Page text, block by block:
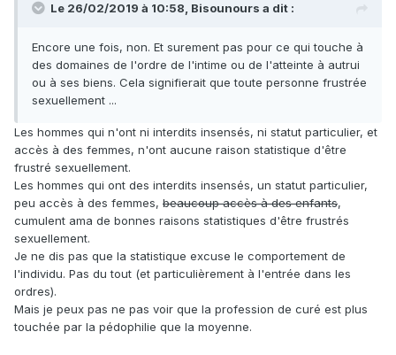
Le 26/02/2019 à 10:58, Bisounours a dit :
Encore une fois, non. Et surement pas pour ce qui touche à
des domaines de l'ordre de l'intime ou de l'atteinte à autrui
ou à ses biens. Cela signifierait que toute personne frustrée
sexuellement ...
Les hommes qui n'ont ni interdits insensés, ni statut particulier, et
accès à des femmes, n'ont aucune raison statistique d'être
frustré sexuellement.
Les hommes qui ont des interdits insensés, un statut particulier,
peu accès à des femmes, beaucoup accès à des enfants,
cumulent ama de bonnes raisons statistiques d'être frustrés
sexuellement.
Je ne dis pas que la statistique excuse le comportement de
l'individu. Pas du tout (et particulièrement à l'entrée dans les
ordres).
Mais je peux pas ne pas voir que la profession de curé est plus
touchée par la pédophilie que la moyenne.